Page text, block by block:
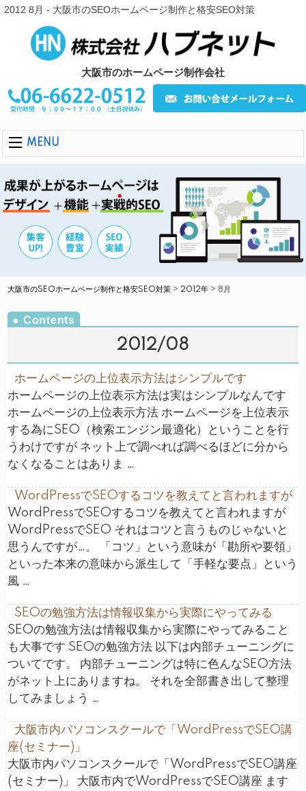
2012 8月 - 大阪市のSEOホームページ制作と格安SEO対策
大阪市のホームページ制作会社
MENU
大阪市のSEOホームページ制作と格安SEO対策 >2012年 > 8月
2012/08
ホームページの上位表示方法はシンプルです
ホームページの上位表示方法は実はシンプルなんです
ホームページの上位表示方法 ホームページを上位表示
する為にSEO（検索エンジン最適化）ということを行
うわけですが ネット上で調べれば調べるほどに分から
なくなることはありま …
WordPressでSEOするコツを教えてと言われますが
WordPressでSEOするコツを教えてと言われますが
WordPressでSEO それはコツと言うものじゃないと
思うんですが…。 「コツ」という意味が「勘所や要領」
といった本来の意味から派生して「手軽な要点」という
風 …
SEOの勉強方法は情報収集から実際にやってみる
SEOの勉強方法は情報収集から実際にやってみること
も大事です SEOの勉強方法 以下は内部チューニングに
ついてです。 内部チューニングは特に色んなSEO方法
がネット上にありますね。 それを全部書き出して整理
してみましょう …
大阪市内パソコンスクールで「WordPressでSEO講
座(セミナー)」
大阪市内パソコンスクールで「WordPressでSEO講座
(セミナー)」 大阪市内でWordPressでSEO講座 ます